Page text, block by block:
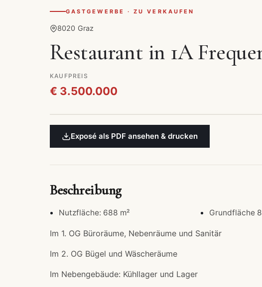
GASTGEWERBE · ZU VERKAUFEN
8020 Graz
Restaurant in 1A
KAUFPREIS
€ 3.500.000
Exposé als PDF ansehen & drucken
Beschreibung
Nutzfläche: 688 m² Grundfläche
Im 1. OG Büroräume, Nebenräume und Sanitär
Im 2. OG Bügel und Wäscheräume
Im Nebengebäude: Kühllager und Lager